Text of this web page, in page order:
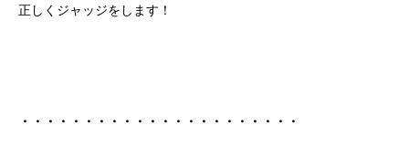
正しくジャッジをします！
・・・・・・・・・・・・・・・・・・・・・・